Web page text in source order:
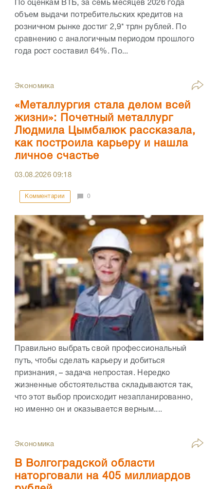
По оценкам ВТБ, за семь месяцев 2026 года
объем выдачи потребительских кредитов на
розничном рынке достиг 2,9* трлн рублей. По
сравнению с аналогичным периодом прошлого
года рост составил 64%. По...
Экономика
«Металлургия стала делом всей
жизни»: Почетный металлург
Людмила Цымбалюк рассказала,
как построила карьеру и нашла
личное счастье
03.08.202609:18
Комментарии 0
Правильно выбрать свой профессиональный
путь, чтобы сделать карьеру и добиться
признания, – задача непростая. Нередко
жизненные обстоятельства складываются так,
что этот выбор происходит незапланированно,
но именно он и оказывается верным....
Экономика
В Волгоградской области
наторговали на 405 миллиардов